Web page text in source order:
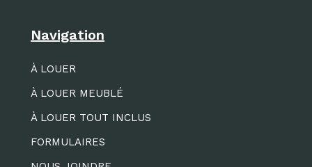
Navigation
À LOUER
À LOUER MEUBLÉ
À LOUER TOUT INCLUS
FORMULAIRES